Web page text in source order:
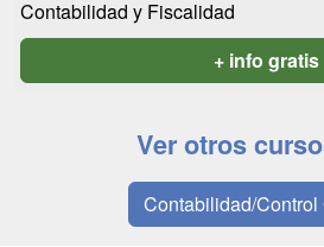
Contabilidad y Fiscalidad
+ info gratis
Ver otros
Contabilidad/Control